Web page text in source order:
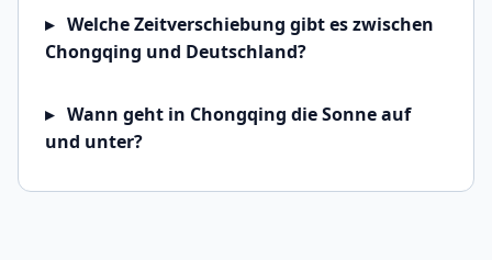
Welche Zeitverschiebung gibt es zwischen
Chongqing und Deutschland?
Wann geht in Chongqing die Sonne auf
und unter?